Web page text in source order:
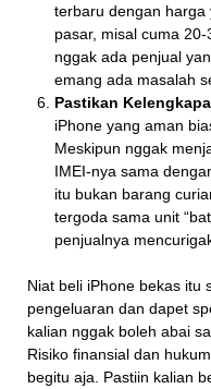
terbaru dengan harga
pasar, misal cuma
nggak ada penjual
emang ada masalah
Pastikan
iPhone yang aman
Meskipun nggak
IMEI-nya sama
itu bukan barang
tergoda sama unit
penjualnya
Niat beli iPhone bekas itu
pengeluaran dan dapet
kalian nggak boleh abai
Risiko finansial dan
begitu aja. Pastiin kalian